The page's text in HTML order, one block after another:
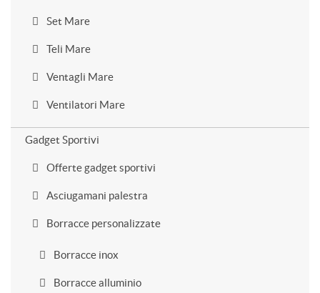
Set Mare
Teli Mare
Ventagli Mare
Ventilatori Mare
Gadget Sportivi
Offerte gadget sportivi
Asciugamani palestra
Borracce personalizzate
Borracce inox
Borracce alluminio